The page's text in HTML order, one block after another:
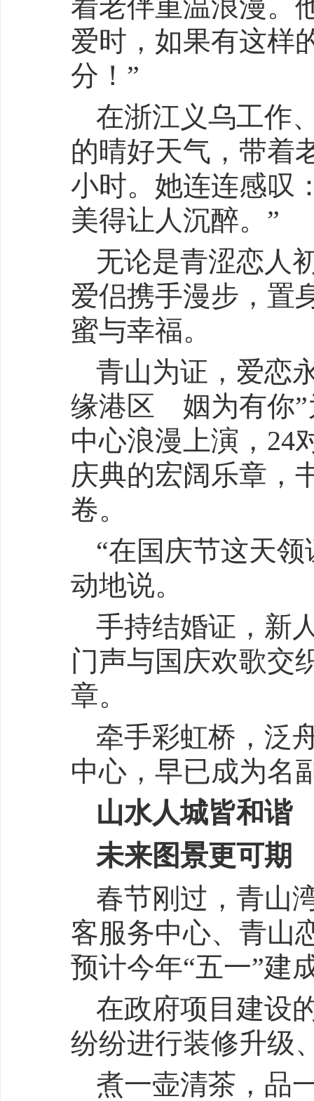
着老伴重温浪漫。
爱时，如果有这样
分！”
在浙江义乌工作
的晴好天气，带着
小时。她连连感叹
美得让人沉醉。”
无论是青涩恋人
爱侣携手漫步，置
蜜与幸福。
青山为证，爱恋
缘港区 姻为有你”
中心浪漫上演，24
庆典的宏阔乐章，
卷。
“在国庆节这天
动地说。
手持结婚证，新
门声与国庆欢歌交
章。
牵手彩虹桥，泛
中心，早已成为名
山水人城皆和谐
未来图景更可期
春节刚过，青山
客服务中心、青山
预计今年“五一”建
在政府项目建设
纷纷进行装修升级
煮一壶清茶，品